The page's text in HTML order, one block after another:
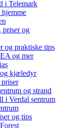
i Telemark
priser og
og praktiske tips
og mer
kjæledyr
og strand
i Verdal sentrum
og tips